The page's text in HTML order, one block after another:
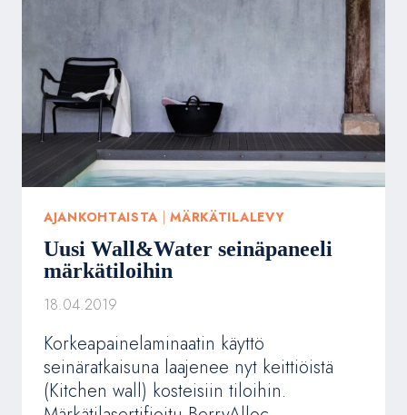
AJANKOHTAISTA |MÄRKÄTILALEVY
Uusi Wall&Water seinäpaneeli
märkätiloihin
18.04.2019
Korkeapainelaminaatin käyttö
seinäratkaisuna laajenee nyt keittiöistä
(Kitchen wall) kosteisiin tiloihin.